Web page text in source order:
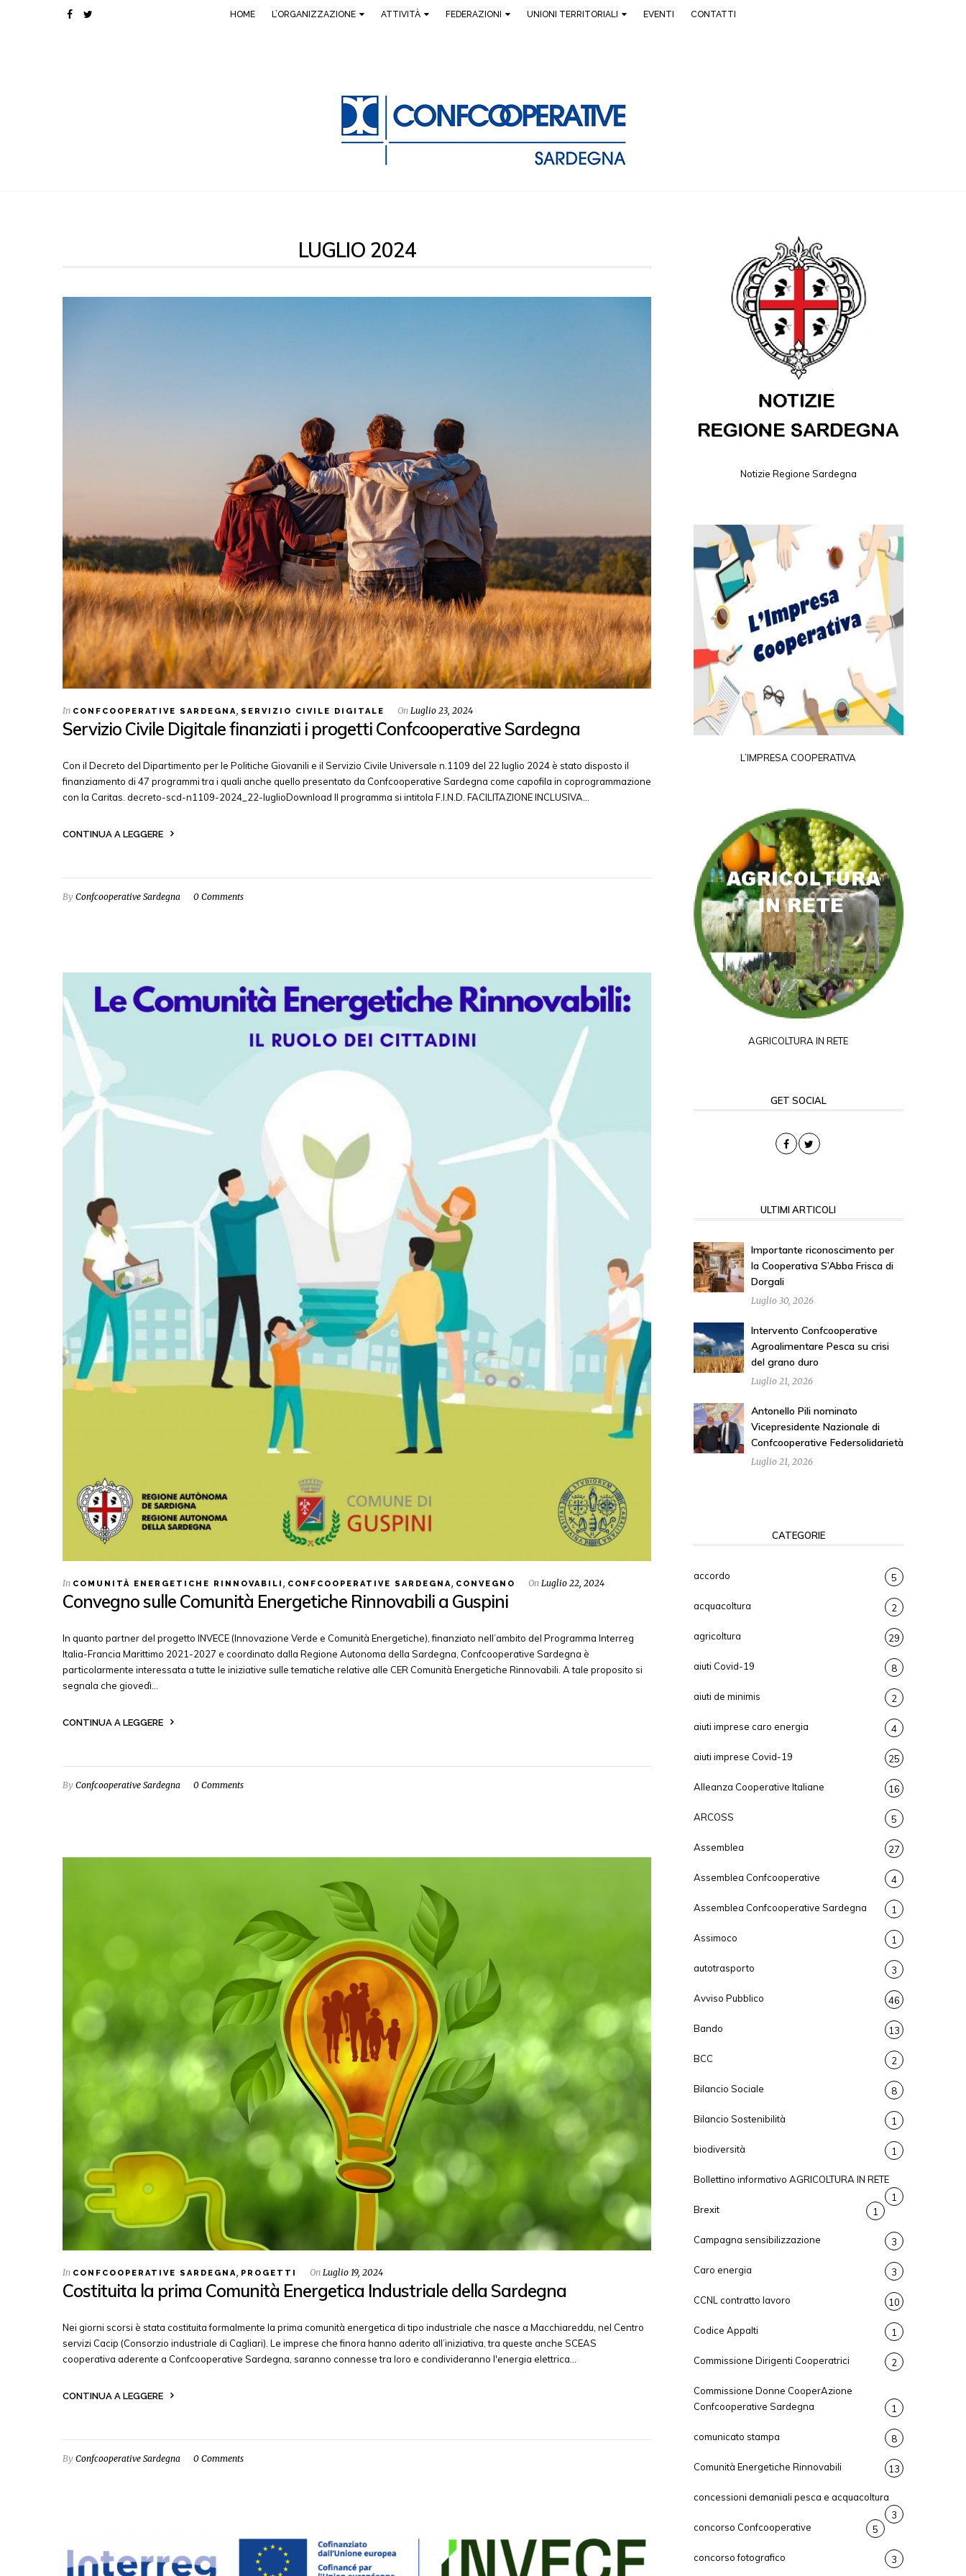
HOME L’ORGANIZZAZIONE ATTIVITÀ FEDERAZIONI UNIONI TERRITORIALI EVENTI CONTATTI
LUGLIO 2024
In CONFCOOPERATIVE SARDEGNA, SERVIZIO CIVILE DIGITALE On Luglio 23, 2024
Servizio Civile Digitale finanziati i progetti Confcooperative Sardegna
Con il Decreto del Dipartimento per le Politiche Giovanili e il Servizio Civile Universale n.1109 del 22 luglio 2024 è stato disposto il
finanziamento di 47 programmi tra i quali anche quello presentato da Confcooperative Sardegna come capofila in coprogrammazione
con la Caritas. decreto-scd-n1109-2024_22-luglioDownload Il programma si intitola F.I.N.D. FACILITAZIONE INCLUSIVA…
CONTINUA A LEGGERE
By Confcooperative Sardegna 0 Comments
In COMUNITÀ ENERGETICHE RINNOVABILI , CONFCOOPERATIVE SARDEGNA, CONVEGNO On Luglio 22, 2024
Convegno sulle Comunità Energetiche Rinnovabili a Guspini
In quanto partner del progetto INVECE (Innovazione Verde e Comunità Energetiche), finanziato nell’ambito del Programma Interreg
Italia-Francia Marittimo 2021-2027 e coordinato dalla Regione Autonoma della Sardegna, Confcooperative Sardegna è
particolarmente interessata a tutte le iniziative sulle tematiche relative alle CER Comunità Energetiche Rinnovabili. A tale proposito si
segnala che giovedì…
CONTINUA A LEGGERE
By Confcooperative Sardegna 0 Comments
In CONFCOOPERATIVE SARDEGNA, PROGETTI On Luglio 19, 2024
Costituita la prima Comunità Energetica Industriale della Sardegna
Nei giorni scorsi è stata costituita formalmente la prima comunità energetica di tipo industriale che nasce a Macchiareddu, nel Centro
servizi Cacip (Consorzio industriale di Cagliari). Le imprese che finora hanno aderito all’iniziativa, tra queste anche SCEAS
cooperativa aderente a Confcooperative Sardegna, saranno connesse tra loro e condivideranno l'energia elettrica…
CONTINUA A LEGGERE
By Confcooperative Sardegna 0 Comments
Notizie Regione Sardegna
L’IMPRESA COOPERATIVA
AGRICOLTURA IN RETE
GET SOCIAL
ULTIMI ARTICOLI
Importante riconoscimento per
la Cooperativa S’Abba Frisca di
Dorgali
Luglio 30, 2026
Intervento Confcooperative
Agroalimentare Pesca su crisi
del grano duro
Luglio 21, 2026
Antonello Pili nominato
Vicepresidente Nazionale di
Confcooperative Federsolidarietà
Luglio 21, 2026
CATEGORIE
accordo 5
acquacoltura 2
agricoltura 29
aiuti Covid-19 8
aiuti de minimis 2
aiuti imprese caro energia 4
aiuti imprese Covid-19 25
Alleanza Cooperative Italiane 16
ARCOSS 5
Assemblea 27
Assemblea Confcooperative 4
Assemblea Confcooperative Sardegna 1
Assimoco 1
autotrasporto 3
Avviso Pubblico 46
Bando 13
BCC 2
Bilancio Sociale 8
Bilancio Sostenibilità 1
biodiversità 1
Bollettino informativo AGRICOLTURA IN RETE
1
Brexit
1
Campagna sensibilizzazione 3
Caro energia 3
CCNL contratto lavoro 10
Codice Appalti 1
Commissione Dirigenti Cooperatrici 2
Commissione Donne CooperAzione
Confcooperative Sardegna
1
comunicato stampa 8
Comunità Energetiche Rinnovabili 13
concessioni demaniali pesca e acquacoltura
3
concorso Confcooperative
5
concorso fotografico 3